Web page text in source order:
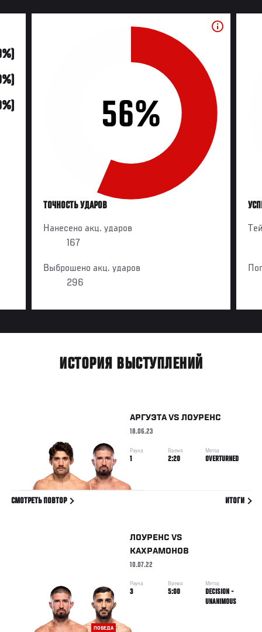
56%
ТОЧНОСТЬ УДАРОВ
Нанесено акц. ударов
167
Выброшено акц. ударов
296
ИСТОРИЯ ВЫСТУПЛЕНИЙ
АРГУЭТАVS ЛОУРЕНС
18.06.23
Раунд
1
Время
2:20
Метод
OVERTURNED
СМОТРЕТЬ ПОВТОР ИТОГИ
ПОБЕДА
ЛОУРЕНС VS
КАХРАМОНОВ
10.07.22
Раунд
3
Время
5:00
Метод
DECISION -
UNANIMOUS